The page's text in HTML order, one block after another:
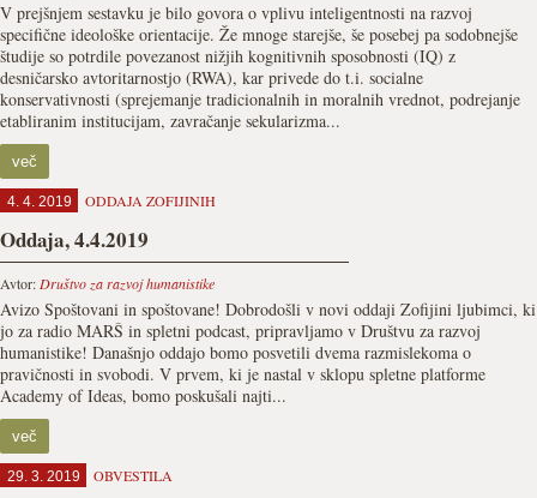
V prejšnjem sestavku je bilo govora o vplivu inteligentnosti na razvoj
specifične ideološke orientacije. Že mnoge starejše, še posebej pa sodobnejše
študije so potrdile povezanost nižjih kognitivnih sposobnosti (IQ) z
desničarsko avtoritarnostjo (RWA), kar privede do t.i. socialne
konservativnosti (sprejemanje tradicionalnih in moralnih vrednot, podrejanje
etabliranim institucijam, zavračanje sekularizma...
več
4. 4. 2019 ODDAJA ZOFIJINIH
Oddaja, 4.4.2019
Avtor: Društvo za razvoj humanistike
Avizo Spoštovani in spoštovane! Dobrodošli v novi oddaji Zofijini ljubimci, ki
jo za radio MARŠ in spletni podcast, pripravljamo v Društvu za razvoj
humanistike! Današnjo oddajo bomo posvetili dvema razmislekoma o
pravičnosti in svobodi. V prvem, ki je nastal v sklopu spletne platforme
Academy of Ideas, bomo poskušali najti...
več
29. 3. 2019 OBVESTILA